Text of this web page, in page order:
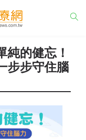
純的健忘！
步步守住腦